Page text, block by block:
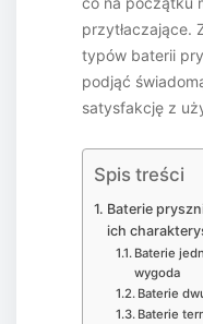
przytłaczające.
typów baterii
podjąć
satysfakcję z
Spis treści
Baterie
ich
Baterie
wygoda
Baterie
Baterie